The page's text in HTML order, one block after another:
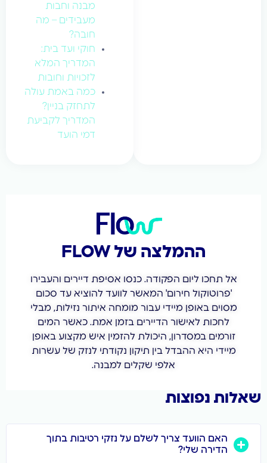
מבנה וחבות
מעבידים – מה
חוקי ועד בית:
המדריך המלא
לזכויות וחובות
כמה באמת עולה
לתחזק בניין?
המדריך לקביעת
דמי הועד
ההמלצה של FLOW
תחכו ליום הפקודה. כנסו אסיפת דיירים והעבירו
'פרוטוקול חירום' המאשר לוועד להוציא עד סכום
באופן מיידי עבור מומחה איתור נזילות, מבלי
לחכות לאישור הדיירים בזמן אמת. כאשר המים
במסדרון, היכולת להזמין איש מקצוע באופן
היא ההבדל בין תיקון נקודתי לנזק של עשרות
אלפי שקלים למבנה.
נפוצות
האם הוועד צריך לשלם על נזקי רטיבות בתוך
הדירה שלי?